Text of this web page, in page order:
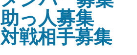
助っ人募集
対戦相手募集